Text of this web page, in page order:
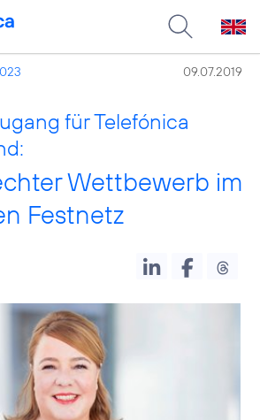
09.07.2019
für Telefónica
Wettbewerb im
Festnetz